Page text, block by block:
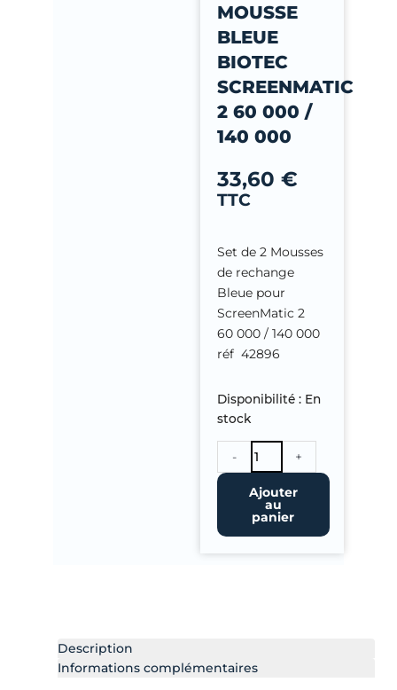
MOUSSE
BLEUE
BIOTEC
SCREENMATIC
2 60 000 /
140 000
33,60 €
TTC
Set de 2 Mousses
de rechange
Bleue pour
ScreenMatic 2
60 000 / 140 000
réf 42896
Disponibilité : En
stock
-
de
Set
de
mousse
bleue
ScreenMatic
+
Ajouter
au
panier
Description
Informations complémentaires